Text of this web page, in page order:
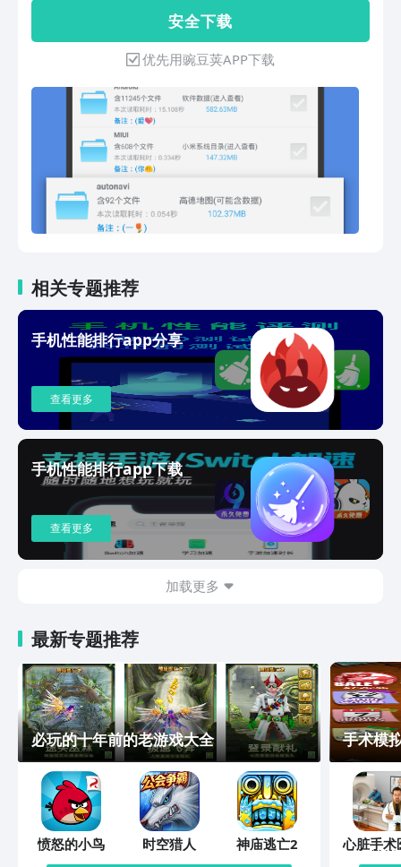
（目录大小、文件数量、来源、备注
等），还能当作文件管理器； ★2.定期
清理：可自定义规则自动清理指定的文件
(夹)，支持“清理方案定制”（比如清理3天
前、超过5MB的文件）； ★3.秒搜文
件：以超快的速度按名称全盘搜索文件，
基本秒搜； ★4.文件粉碎：粉碎后可防
止文件被恢复； ★5.吃掉内存：通过挤
压可用内存，让系统释放出更多的运行内
存； ★6.一键替换：可将目录替换为空
文件，来尝试阻止目录再生成（例如阻止
★8.一键清理空文件夹（也可设置清理空
白文件）； ★9.专清功能：微信清理、
QQ清理、微博清理等，垃圾无所遁形；
★10.重复文件：手机中有超多相同的重
复文件，找出来，清理掉； ★11.超级搜
索：除了按文件名称，还可以根据大小、
数量、时间、扩展名...等多个条件进行文
件找不到？试试这个功能吧； ★13.旧文
件：找出藏在手机中老旧的文件，也许有
惊喜； ★14.疑似缓存：找出极可能是缓
存垃圾的目录； ★15.批量重命名：可一
次性将多个文件批量改名，支持多种方
案； 还有文件备注、联网查询、一键另
存、文件分类、安装包提取、根目录整
理...等很多实用功能，还望您亲自探索！
【软件特点】 对存储文件全面分析，让
义规则定期清理，可以让你解放双手，自
动清理。 在用过同类的那些清理大师、
优化大师、清理助手后，使用本软件也依
然能再次清理出大量空间。 注意：文件
过多很容易导致耗电和卡顿，减少文件占
用，很有必要！ 本软件纯净无广告！手
机优化加速，值得一试。
安 全 下 载
优先用豌豆荚APP下载
相关专题推荐
手机性能排行app分享
查看更多
手机性能排行app下载
查看更多
加载更多
最新专题推荐
必玩的十年前的老游戏大全
愤怒的小鸟 时空猎人
神庙逃亡2
手术模
心脏手术
模拟